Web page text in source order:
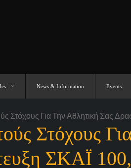
News & Information Events
Στόχους Για Την Αθλητική Σας
Στόχους
ΣΚΑΪ